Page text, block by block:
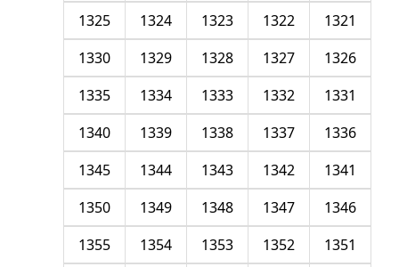
1321
1322
1323
1324
1325
1326
1327
1328
1329
1330
1331
1332
1333
1334
1335
1336
1337
1338
1339
1340
1341
1342
1343
1344
1345
1346
1347
1348
1349
1350
1351
1352
1353
1354
1355